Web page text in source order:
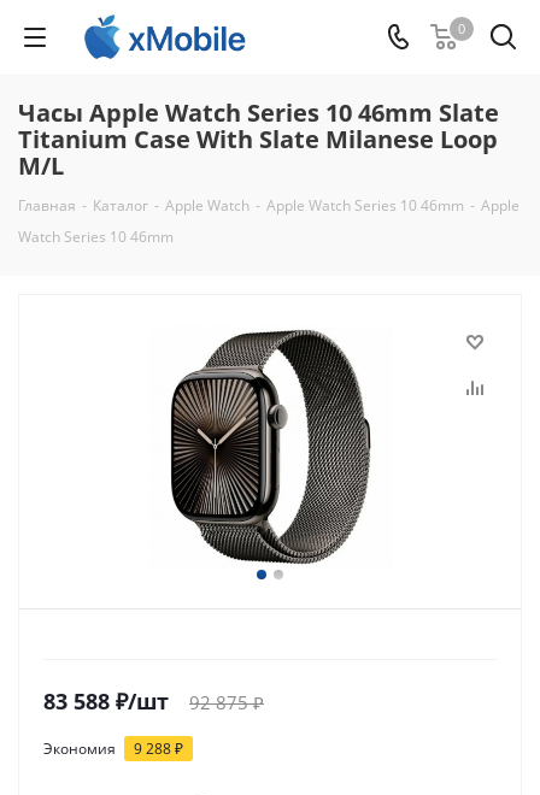
0
Часы Apple Watch Series 10 46mm Slate
Titanium Case With Slate Milanese Loop
M/L
Главная - Каталог - Apple Watch - Apple Watch Series 10 46mm - Apple
Watch Series 10 46mm
83 588 ₽/шт 92 875₽
Экономия 9 288₽